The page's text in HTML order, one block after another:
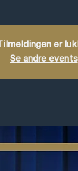
Tilmeldingen er
Se andre events